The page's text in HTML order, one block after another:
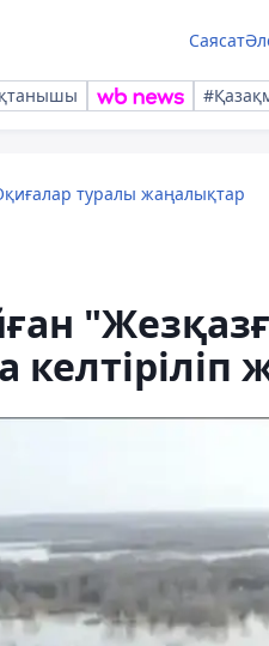
Саясат
туралы жаңалықтар